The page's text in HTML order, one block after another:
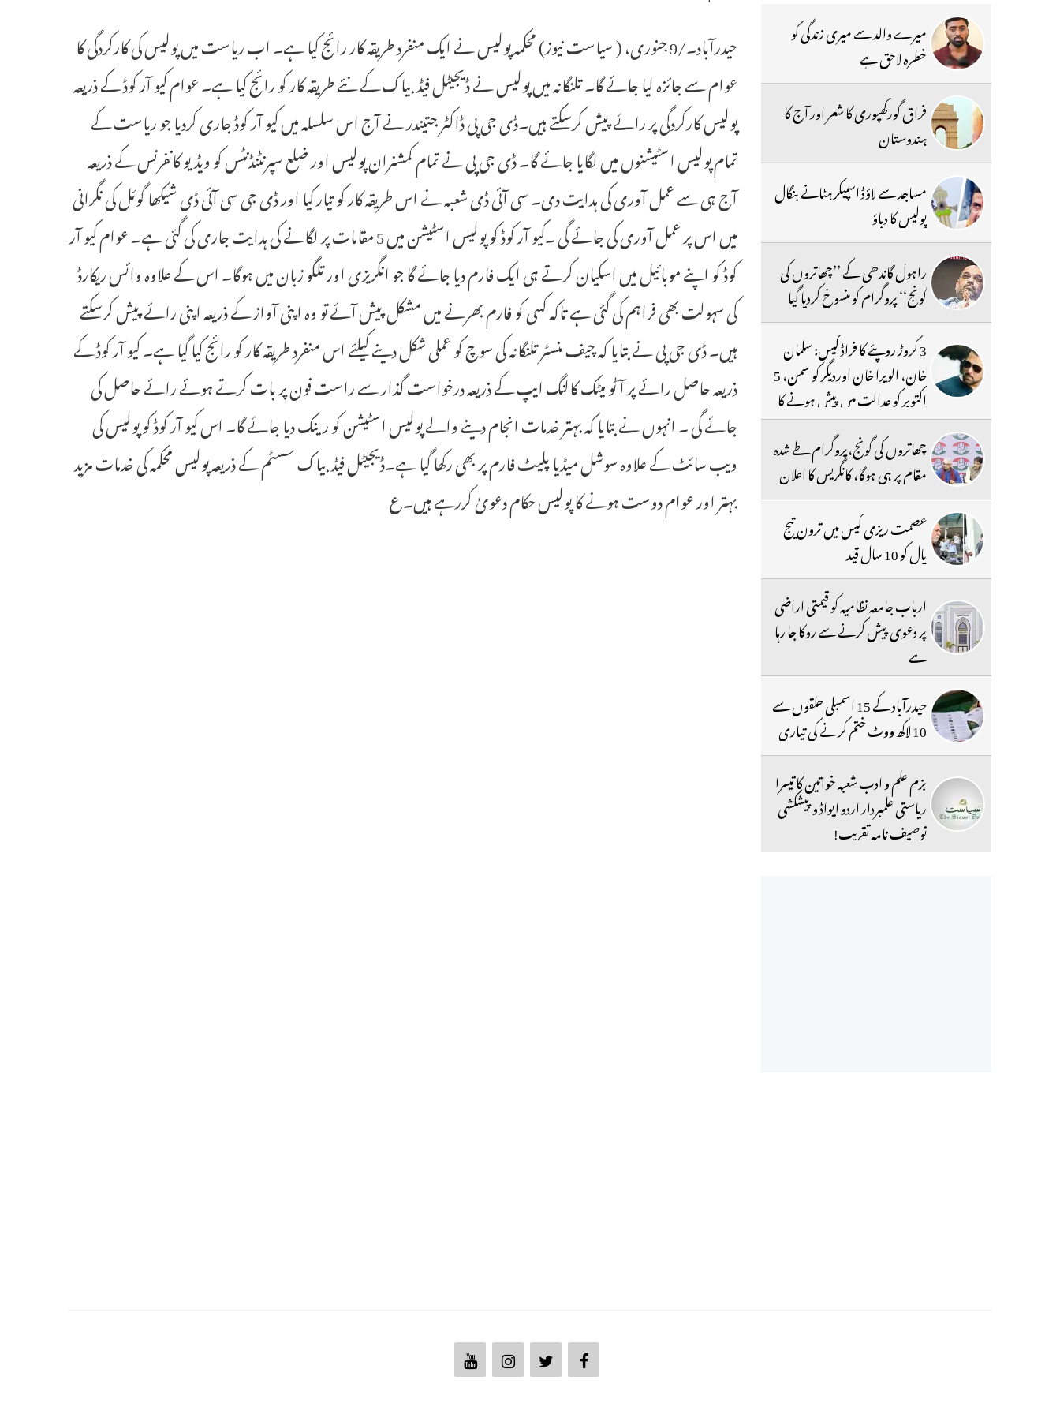
حیدرآباد۔/9 جنوری، ( سیاست نیوز) محکمہ پولیس نے ایک منفرد طریقہ کار رائج کیا ہے۔ اب ریاست میں پولیس کی کارکردگی کا
عوام سے جائزہ لیا جائے گا۔ تلنگانہ میں پولیس نے ڈیجیٹل فیڈ بیاک کے نئے طریقہ کار کو رائج کیا ہے۔ عوام کیو آر کوڈ کے ذریعہ
پولیس کارکردگی پر رائے پیش کرسکتے ہیں۔ڈی جی پی ڈاکٹر جتیندر نے آج اس سلسلہ میں کیو آر کوڈ جاری کردیا جو ریاست کے
تمام پولیس اسٹیشنوں میں لگایا جائے گا۔ ڈی جی پی نے تمام کمشنران پولیس اور ضلع سپرنٹنڈنٹس کو ویڈیو کانفرنس کے ذریعہ
آج ہی سے عمل آوری کی ہدایت دی۔ سی آئی ڈی شعبہ نے اس طریقہ کار کو تیار کیا اور ڈی جی سی آئی ڈی شیکھا گوئل کی نگرانی
میں اس پر عمل آوری کی جائے گی ۔کیو آر کوڈ کو پولیس اسٹیشن میں 5 مقامات پر لگانے کی ہدایت جاری کی گئی ہے۔ عوام کیو آر
کوڈ کو اپنے موبائیل میں اسکیان کرتے ہی ایک فارم دیا جائے گا جو انگریزی اور تلگو زبان میں ہوگا۔ اس کے علاوہ وائس ریکارڈ
کی سہولت بھی فراہم کی گئی ہے تاکہ کسی کو فارم بھرنے میں مشکل پیش آئے تو وہ اپنی آواز کے ذریعہ اپنی رائے پیش کرسکتے
ہیں۔ ڈی جی پی نے بتایا کہ چیف منسٹر تلنگانہ کی سوچ کو عملی شکل دینے کیلئے اس منفرد طریقہ کار کو رائج کیا گیا ہے۔ کیو آر کوڈ کے
ذریعہ حاصل رائے پر آٹو میٹک کالنگ ایپ کے ذریعہ درخواست گذار سے راست فون پر بات کرتے ہوئے رائے حاصل کی
جائے گی ۔ انہوں نے بتایا کہ بہتر خدمات انجام دینے والے پولیس اسٹیشن کو رینک دیا جائے گا۔ اس کیو آر کوڈ کو پولیس کی
ویب سائٹ کے علاوہ سوشل میڈیا پلیٹ فارم پر بھی رکھا گیا ہے۔ڈیجیٹل فیڈ بیاک سسٹم کے ذریعہ پولیس محکمہ کی خدمات مزید
بہتر اور عوام دوست ہونے کا پولیس حکام دعویٰ کررہے ہیں۔ع
میرے والد سے میری زندگی کو
خطرہ لاحق ہے
فراق گورکھپوری کا شعر اور آج کا
ہندوستان
مساجد سے لاؤڈ اسپیکر ہٹانے بنگال
پولیس کا دباؤ
راہول گاندھی کے ’’چھاتروں کی
گونج‘‘ پروگرام کو منسوخ کردیا گیا
3 کروڑ روپئے کا فراڈ کیس: سلمان
خان، الویرا خان اوردیگر کو سمن، 5
اکتوبر کو عدالت میں پیش ہونے کا
حکم
چھاتروں کی گونج،پروگرام طے شدہ
مقام پر ہی ہوگا، کانگریس کا اعلان
عصمت ریزی کیس میں ترون تیج
پال کو 10 سال قید
ارباب جامعہ نظامیہ کو قیمتی اراضی
پر دعوی پیش کرنے سے روکا جا رہا
ہے
حیدرآباد کے 15 اسمبلی حلقوں سے
10 لاکھ ووٹ ختم کرنے کی تیاری
بزم علم و ادب شعبہ خواتین کا تیسرا
ریاستی علمبردار اردو ایواڈ و پیشکشی
توصیف نامہ تقریب!